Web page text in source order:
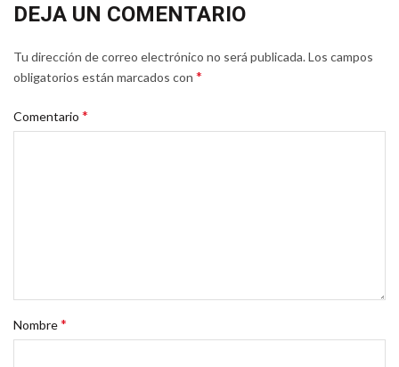
DEJA UN COMENTARIO
Tu dirección de correo electrónico no será publicada.Los campos
obligatorios están marcados con *
Comentario *
Nombre*